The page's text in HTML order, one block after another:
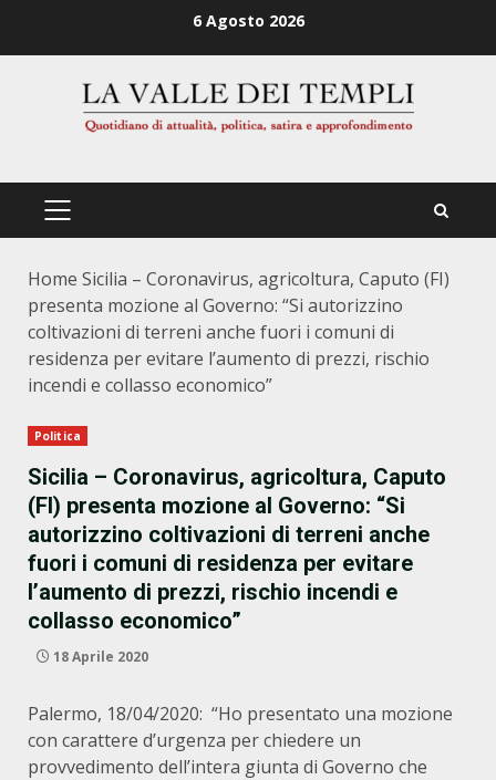
6 Agosto 2026
PRIMÄRES
Home Sicilia – Coronavirus, agricoltura, Caputo (FI)
presenta mozione al Governo: “Si autorizzino
coltivazioni di terreni anche fuori i comuni di
residenza per evitare l’aumento di prezzi, rischio
incendi e collasso economico”
Politica
Sicilia – Coronavirus, agricoltura, Caputo
(FI) presenta mozione al Governo: “Si
autorizzino coltivazioni di terreni anche
fuori i comuni di residenza per evitare
l’aumento di prezzi, rischio incendi e
collasso economico”
18 Aprile 2020
Palermo, 18/04/2020: “Ho presentato una mozione
con carattere d’urgenza per chiedere un
provvedimento dell’intera giunta di Governo che